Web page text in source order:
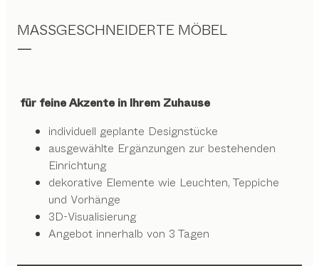
MASSGESCHNEIDERTE MÖBEL
für feine Akzente in Ihrem Zuhause
individuell geplante Designstücke
ausgewählte Ergänzungen zur bestehenden
Einrichtung
dekorative Elemente wie Leuchten, Teppiche
und Vorhänge
3D-Visualisierung
Angebot innerhalb von 3 Tagen